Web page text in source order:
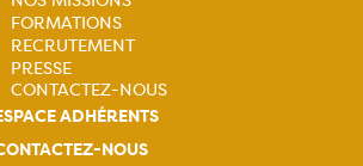
Navigation
principale
FORMATIONS
RECRUTEMENT
PRESSE
CONTACTEZ-NOUS
ADHÉRENTS
NOUS